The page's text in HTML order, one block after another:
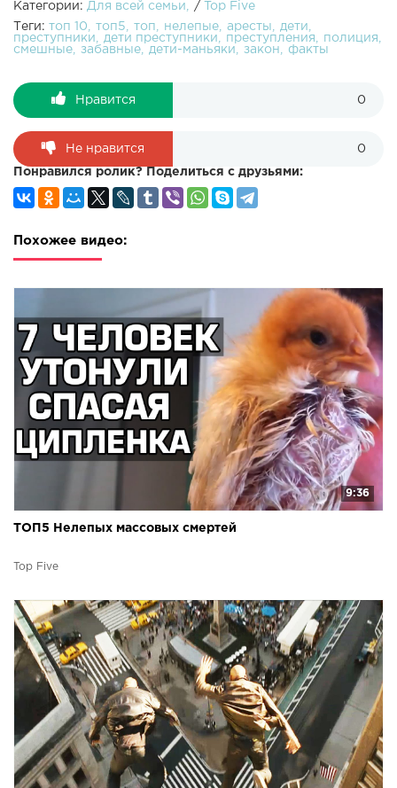
Категории: Для всей семьи /
Top Five
Теги: топ 10 топ5 топ нелепые аресты
дети
преступники
дети преступники преступления
полиция
смешные
забавные дети-маньяки закон факты
Нравится 0
Не нравится 0
Понравился ролик? Поделиться с друзьями:
Похожее видео:
9:36
ТОП5 Нелепых массовых смертей
Top Five